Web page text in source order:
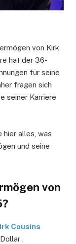
von Kirk
hat der 36-
für seine
fragen sich
seiner Karriere
hier alles, was
und seine
von
Cousins
.